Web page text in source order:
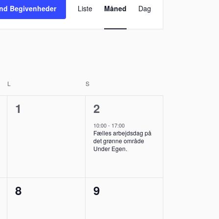
Begivenheder
Navigation
Liste Måned Dag
L SSØNDAG
0
begivenheder,
1
1
begivenhed,
2
10:00- 17:00
Fælles arbejdsdag på
det grønne område
Under Egen.
0
8
0
9